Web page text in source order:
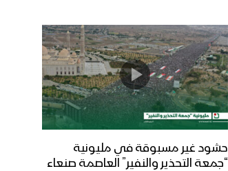
حشود غير مسبوقة في مليونية
“جمعة التحذير والنفير” العاصمة صنعاء